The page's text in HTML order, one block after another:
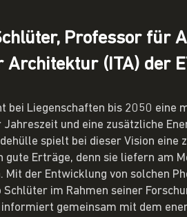
Professor für
(ITA) der
bei Liegenschaften bis 2050 eine
und eine zusätzliche
spielt bei dieser Vision eine
Erträge, denn sie liefern am
Mit der Entwicklung von solchen
im Rahmen seiner
gemeinsam mit dem